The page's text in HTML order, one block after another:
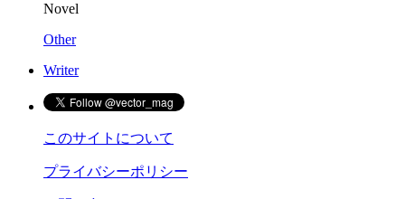
Novel
Other
Writer
このサイトについて
プライバシーポリシー